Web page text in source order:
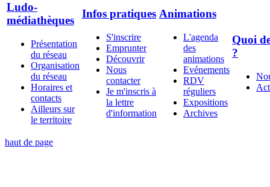
Ludo-
médiathèques
Présentation
du réseau
Organisation
du réseau
Horaires et
contacts
Ailleurs sur
le territoire
Infos pratiques
S'inscrire
Emprunter
Découvrir
Nous
contacter
Je m'inscris à
la lettre
d'information
Animations
L'agenda
des
animations
Evénements
RDV
réguliers
Expositions
Archives
Quoi
?
haut de page